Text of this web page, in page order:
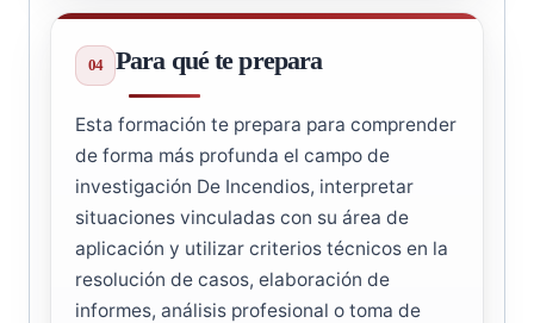
Para qué te prepara
Esta formación te prepara para comprender
de forma más profunda el campo de
investigación De Incendios, interpretar
situaciones vinculadas con su área de
aplicación y utilizar criterios técnicos en la
resolución de casos, elaboración de
informes, análisis profesional o toma de